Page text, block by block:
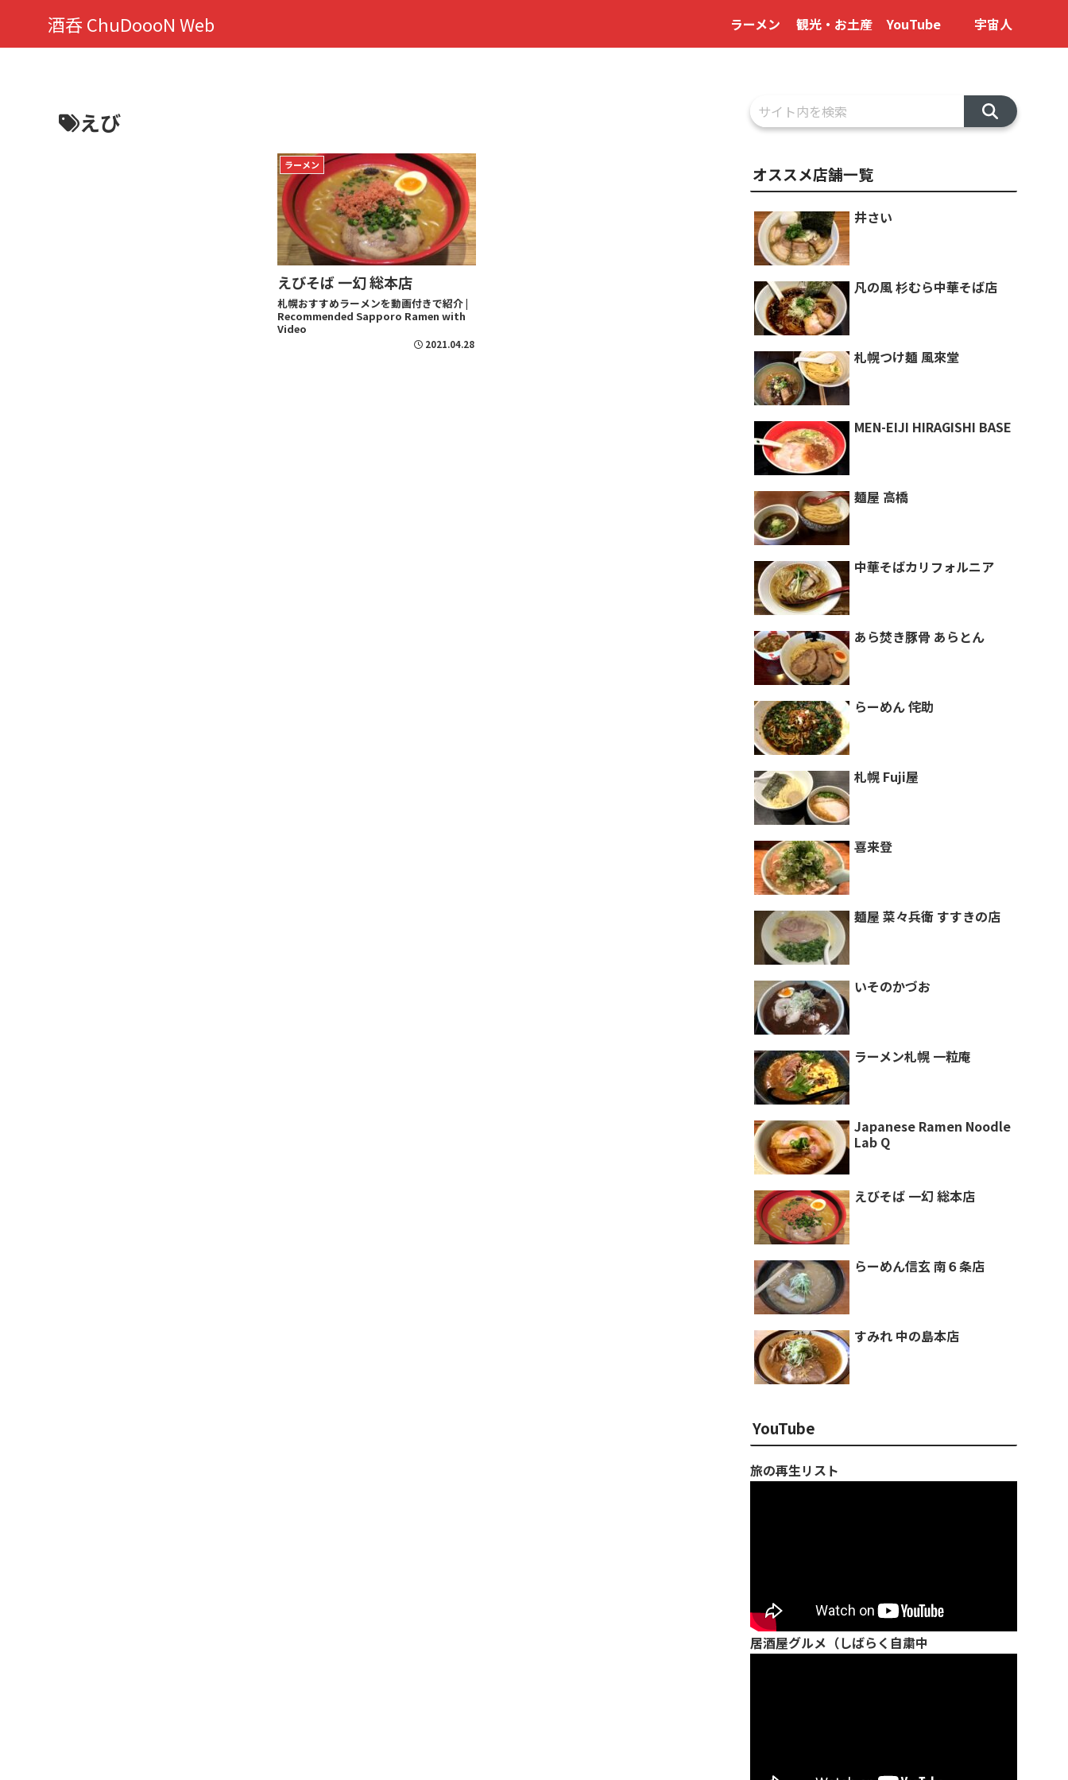
酒呑 ChuDoooN Web ラーメン 観光・お土産 YouTube 宇宙人
えび
ラーメン
えびそば 一幻 総本店
札幌おすすめラーメンを動画付きで紹介 |
Recommended Sapporo Ramen with
Video
2021.04.28
オススメ店舗一覧
井さい
凡の風 杉むら中華そば店
札幌つけ麺 風來堂
MEN-EIJI HIRAGISHI BASE
麺屋 高橋
中華そばカリフォルニア
あら焚き豚骨 あらとん
らーめん 侘助
札幌 Fuji屋
喜来登
麺屋 菜々兵衛 すすきの店
いそのかづお
ラーメン札幌 一粒庵
Japanese Ramen Noodle
Lab Q
えびそば 一幻 総本店
らーめん信玄 南６条店
すみれ 中の島本店
YouTube
旅の再生リスト
居酒屋グルメ（しばらく自粛中